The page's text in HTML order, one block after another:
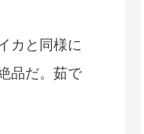
カと同様に
品だ。茹で